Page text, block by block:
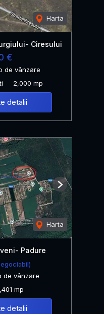
Harta
Ciresului
€
de vânzare
2,000 mp
detalii
Harta
Next
Padure
de vânzare
mp
detalii